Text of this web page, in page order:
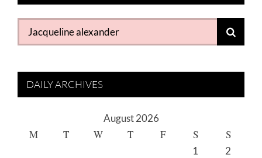
Search
for:
DAILY ARCHIVES
August 2026
M T W T F S S
1
2